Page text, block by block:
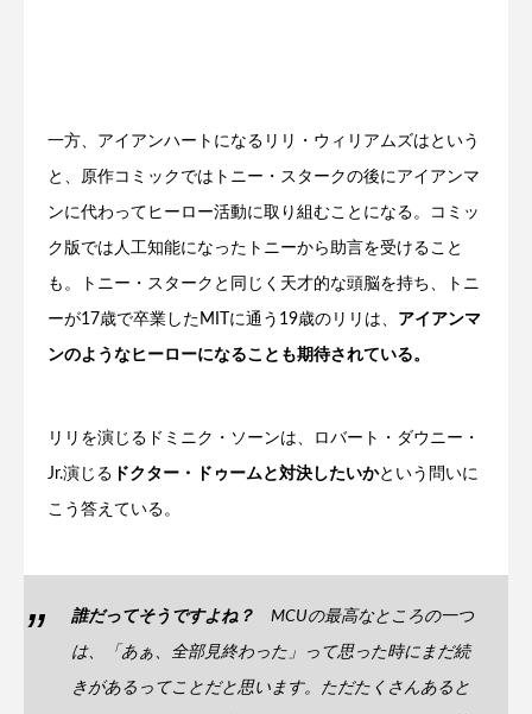
一方、アイアンハートになるリリ・ウィリアムズはという
と、原作コミックではトニー・スタークの後にアイアンマ
ンに代わってヒーロー活動に取り組むことになる。コミッ
ク版では人工知能になったトニーから助言を受けること
も。トニー・スタークと同じく天才的な頭脳を持ち、トニ
ーが17歳で卒業したMITに通う19歳のリリは、 アイアンマ
ンのようなヒーローになることも期待されている。
リリを演じるドミニク・ソーンは、ロバート・ダウニー・
Jr.演じる ドクター・ドゥームと対決したいかという問いに
こう答えている。
誰だってそうですよね？ MCUの最高なところの一つ
は、「あぁ、全部見終わった」って思った時にまだ続
きがあるってことだと思います。ただたくさんあると